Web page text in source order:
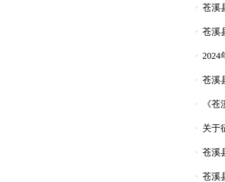
苍溪
苍溪
2024
苍溪
《
关于
苍溪
苍溪